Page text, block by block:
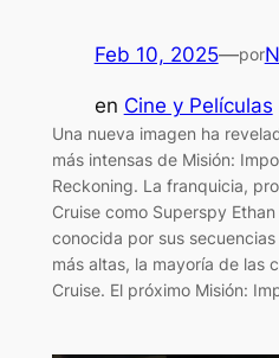
Feb 10, 2025—por
en Cine y Películas
Una nueva imagen ha
más intensas de Misión:
Reckoning. La franquicia,
Cruise como Superspy
conocida por sus
más altas, la mayoría de las
Cruise. El próximo Misión: